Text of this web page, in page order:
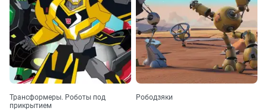
Трансформеры. Роботы под
прикрытием
Рободзяки